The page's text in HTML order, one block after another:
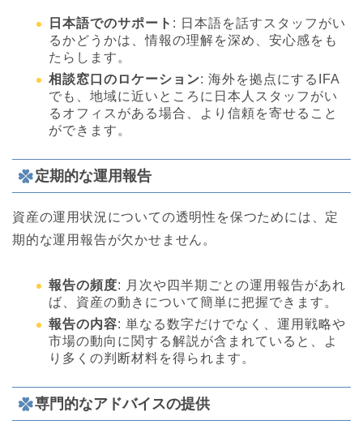
日本語でのサポート : 日本語を話すスタッフがい
るかどうかは、情報の理解を深め、安心感をも
たらします。
相談窓口のロケーション: 海外を拠点にするIFA
でも、地域に近いところに日本人スタッフがい
るオフィスがある場合、より信頼を寄せること
ができます。
定期的な運用報告
資産の運用状況についての透明性を保つためには、定
期的な運用報告が欠かせません。
報告の頻度: 月次や四半期ごとの運用報告があれ
ば、資産の動きについて簡単に把握できます。
報告の内容: 単なる数字だけでなく、運用戦略や
市場の動向に関する解説が含まれていると、よ
り多くの判断材料を得られます。
専門的なアドバイスの提供